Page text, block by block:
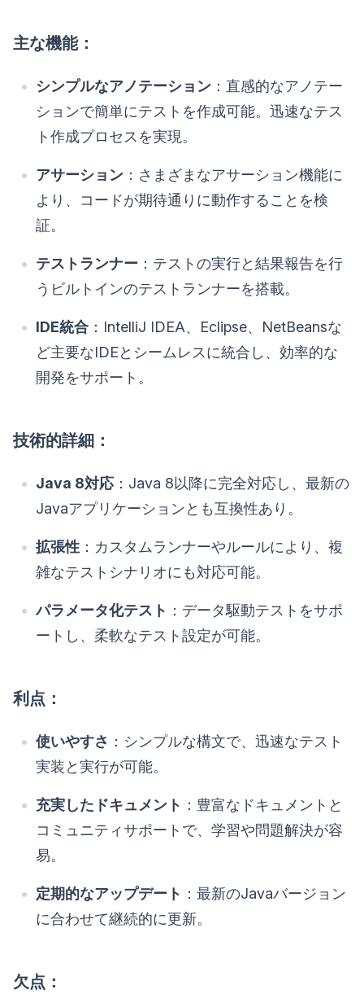
主な機能：
シンプルなアノテーション ：直感的なアノテー
ションで簡単にテストを作成可能。迅速なテス
ト作成プロセスを実現。
アサーション ：さまざまなアサーション機能に
より、コードが期待通りに動作することを検
証。
テストランナー ：テストの実行と結果報告を行
うビルトインのテストランナーを搭載。
IDE統合 ：IntelliJ IDEA、Eclipse、NetBeansな
ど主要なIDEとシームレスに統合し、効率的な
開発をサポート。
技術的詳細：
Java 8対応：Java 8以降に完全対応し、最新の
Javaアプリケーションとも互換性あり。
拡張性 ：カスタムランナーやルールにより、複
雑なテストシナリオにも対応可能。
パラメータ化テスト ：データ駆動テストをサポ
ートし、柔軟なテスト設定が可能。
利点：
使いやすさ ：シンプルな構文で、迅速なテスト
実装と実行が可能。
充実したドキュメント ：豊富なドキュメントと
コミュニティサポートで、学習や問題解決が容
易。
定期的なアップデート ：最新のJavaバージョン
に合わせて継続的に更新。
欠点：